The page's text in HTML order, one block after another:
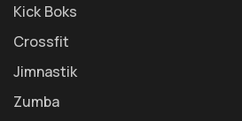
Kick Boks
Crossfit
Jimnastik
Zumba